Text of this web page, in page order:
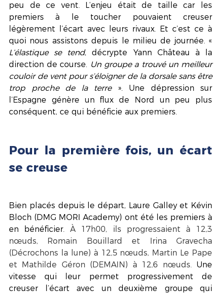
peu de ce vent. L’enjeu était de taille car les
premiers à le toucher pouvaient creuser
légèrement l’écart avec leurs rivaux. Et c’est ce à
L’élastique se tend, décrypte Yann Château à la
direction de course. Un groupe a trouvé un meilleur
couloir de vent pour s’éloigner de la dorsale sans être
trop proche de la terre ». Une dépression sur
l’Espagne génère un flux de Nord un peu plus
conséquent, ce qui bénéficie aux premiers.
Pour la première fois, un écart
se creuse
Bien placés depuis le départ, Laure Galley et Kévin
Bloch (DMG MORI Academy) ont été les premiers à
en bénéficier. À 17h00, ils progressaient à 12,3
nœuds, Romain Bouillard et Irina Gravecha
(Décrochons la lune) à 12,5 nœuds, Martin Le Pape
et Mathilde Géron (DEMAIN) à 12,6 nœuds. Une
vitesse qui leur permet progressivement de
creuser l’écart avec un deuxième groupe qui